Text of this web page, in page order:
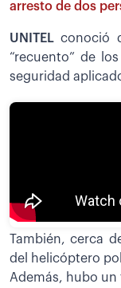
arresto de dos
UNITELconoció
“recuento” de
seguridad
También, cerca
del helicóptero
Además, hubo